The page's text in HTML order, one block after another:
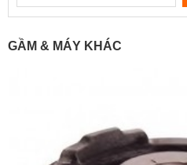
GẦM & MÁY KHÁC